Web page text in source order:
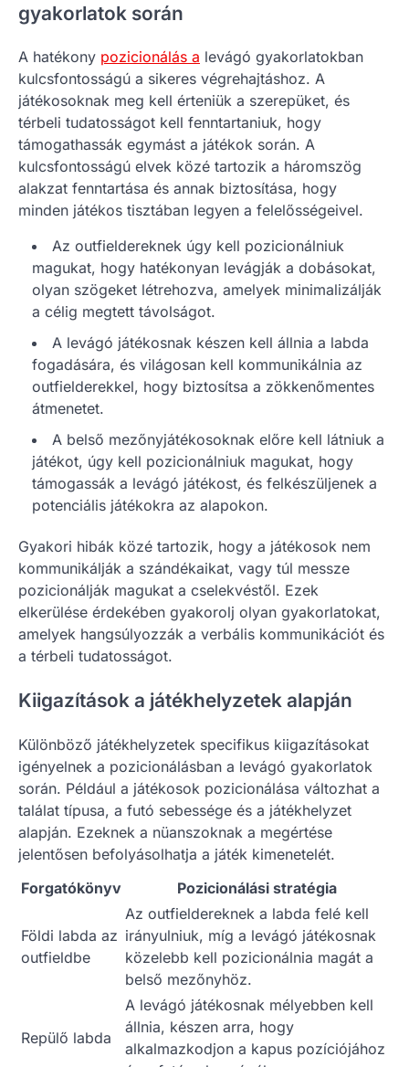
gyakorlatok során
A hatékony pozicionálás a levágó gyakorlatokban
kulcsfontosságú a sikeres végrehajtáshoz. A
játékosoknak meg kell érteniük a szerepüket, és
térbeli tudatosságot kell fenntartaniuk, hogy
támogathassák egymást a játékok során. A
kulcsfontosságú elvek közé tartozik a háromszög
alakzat fenntartása és annak biztosítása, hogy
minden játékos tisztában legyen a felelősségeivel.
Az outfieldereknek úgy kell pozicionálniuk
magukat, hogy hatékonyan levágják a dobásokat,
olyan szögeket létrehozva, amelyek minimalizálják
a célig megtett távolságot.
A levágó játékosnak készen kell állnia a labda
fogadására, és világosan kell kommunikálnia az
outfielderekkel, hogy biztosítsa a zökkenőmentes
átmenetet.
A belső mezőnyjátékosoknak előre kell látniuk a
játékot, úgy kell pozicionálniuk magukat, hogy
támogassák a levágó játékost, és felkészüljenek a
potenciális játékokra az alapokon.
Gyakori hibák közé tartozik, hogy a játékosok nem
kommunikálják a szándékaikat, vagy túl messze
pozicionálják magukat a cselekvéstől. Ezek
elkerülése érdekében gyakorolj olyan gyakorlatokat,
amelyek hangsúlyozzák a verbális kommunikációt és
a térbeli tudatosságot.
Kiigazítások a játékhelyzetek alapján
Különböző játékhelyzetek specifikus kiigazításokat
igényelnek a pozicionálásban a levágó gyakorlatok
során. Például a játékosok pozicionálása változhat a
találat típusa, a futó sebessége és a játékhelyzet
alapján. Ezeknek a nüanszoknak a megértése
jelentősen befolyásolhatja a játék kimenetelét.
Forgatókönyv
Pozicionálási stratégia
Földi labda az
outfieldbe
Az outfieldereknek a labda felé kell
irányulniuk, míg a levágó játékosnak
közelebb kell pozicionálnia magát a
belső mezőnyhöz.
Repülő labda
A levágó játékosnak mélyebben kell
állnia, készen arra, hogy
alkalmazkodjon a kapus pozíciójához